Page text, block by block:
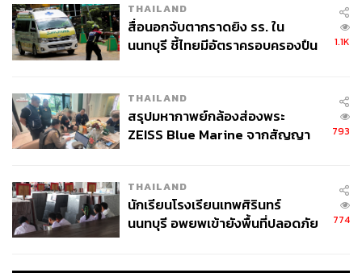
THAILAND
สื่อนอกจับตากราดยิง รร. ใน
นนทบุรี ชี้ไทยมีอัตราครอบครองปืน
1.1K
THAILAND
สรุปมหากาพย์กล้องส่องพระ
ZEISS Blue Marine จากสัญญา
จ่ายหนี้-แอบระบุแบรนด์
793
THAILAND
นักเรียนโรงเรียนเทพศิรินทร์
นนทบุรี อพยพเข้ายังพื้นที่ปลอดภัย
774